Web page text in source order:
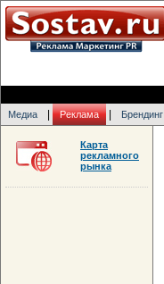
Медиа Реклама Брендинг
Карта
рекламного
рынка